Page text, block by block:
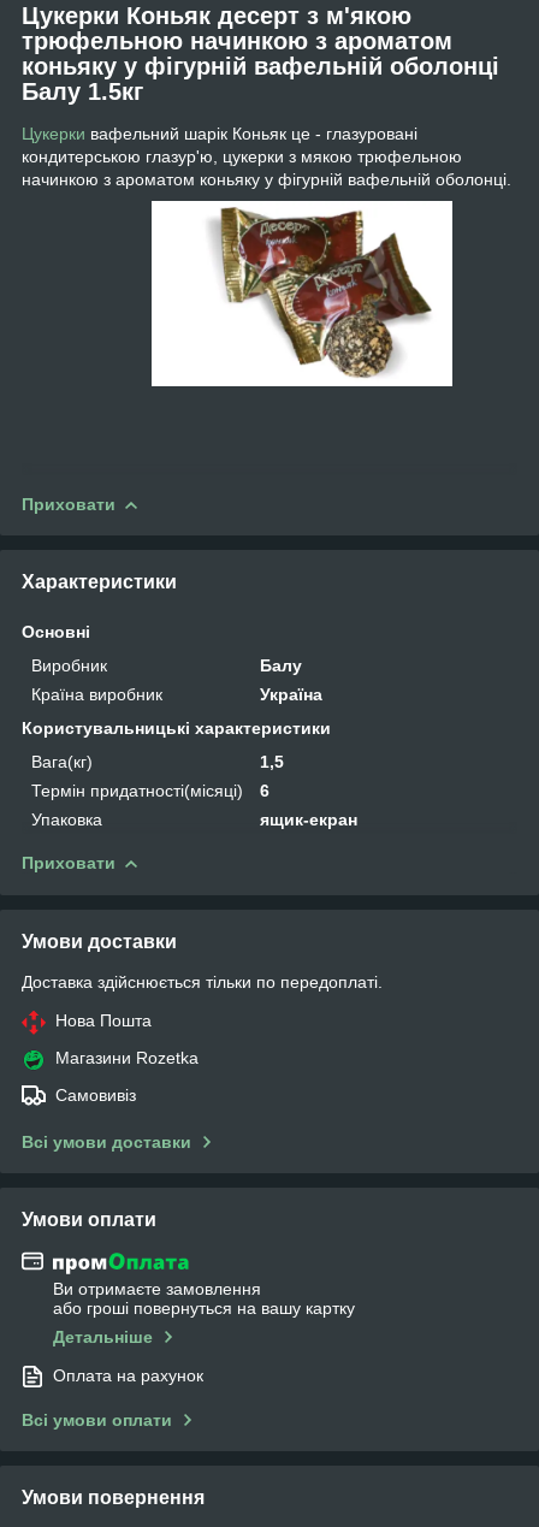
Цукерки Коньяк десерт з м'якою
трюфельною начинкою з ароматом
коньяку у фігурній вафельній оболонці
Балу 1.5кг
Цукерки вафельний шарік Коньяк це - глазуровані
кондитерською глазур'ю, цукерки з мякою трюфельною
начинкою з ароматом коньяку у фігурній вафельній оболонці.
Приховати
Характеристики
Основні
Виробник
Балу
Країна виробник
Україна
Користувальницькі характеристики
Вага(кг)
1,5
Термін придатності(місяці)
6
Упаковка
ящик-екран
Приховати
Умови доставки
Доставка здійснюється тільки по передоплаті.
Нова Пошта
Магазини Rozetka
Самовивіз
Всі умови доставки
Умови оплати
Ви отримаєте замовлення
або гроші повернуться на вашу картку
Детальніше
Оплата на рахунок
Всі умови оплати
Умови повернення